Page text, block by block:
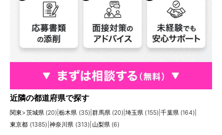
近隣の都道府県で探す
関東>茨城県 (20) 栃木県 (35) |群馬県 (20) 埼玉県 (155) |千葉県 (164)
東京都 (1385) 神奈川県 (313) 山梨県 (6)